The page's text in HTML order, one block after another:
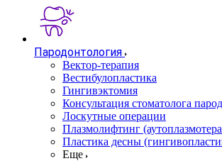
Пародонтология
Вектор-терапия
Вестибулопластика
Гингивэктомия
Консультация стоматолога
Лоскутные операции
Плазмолифтинг
Пластика десны
Еще